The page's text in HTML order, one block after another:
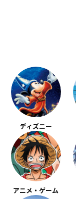
ディズニー
アニメ・ゲーム